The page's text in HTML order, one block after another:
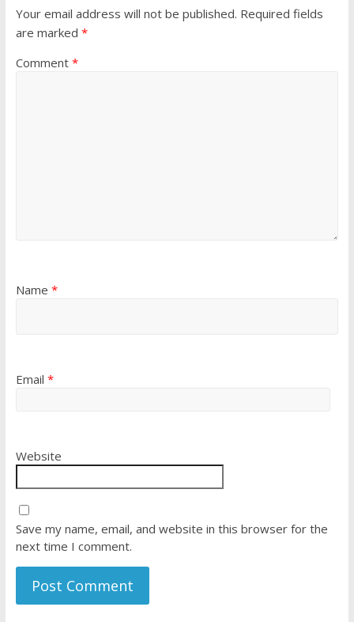
Your email address will not be published. Required fields
are marked *
Comment *
Name *
Email *
Website
Save my name, email, and website in this browser for the
next time I comment.